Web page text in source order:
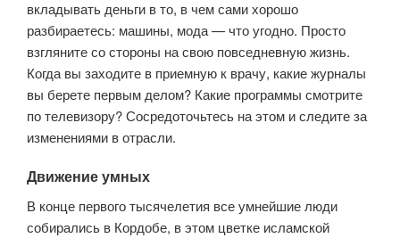
вкладывать деньги в то, в чем сами хорошо
разбираетесь: машины, мода — что угодно. Просто
взгляните со стороны на свою повседневную жизнь.
Когда вы заходите в приемную к врачу, какие журналы
вы берете первым делом? Какие программы смотрите
по телевизору? Сосредоточьтесь на этом и следите за
изменениями в отрасли.
Движение умных
В конце первого тысячелетия все умнейшие люди
собирались в Кордобе, в этом цветке исламской